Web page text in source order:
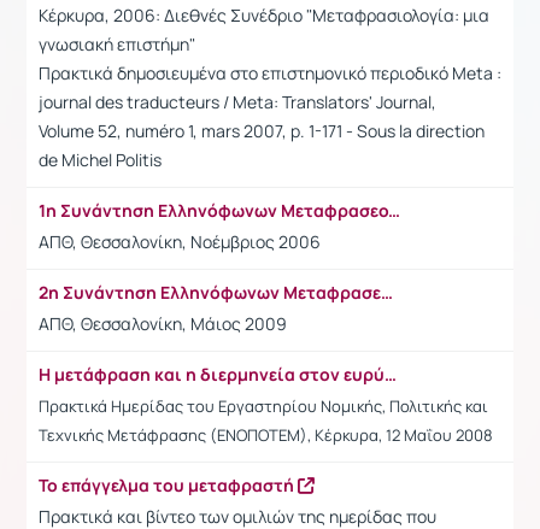
Κέρκυρα, 2006: Διεθνές Συνέδριο "Μεταφρασιολογία: μια
γνωσιακή επιστήμη"
Πρακτικά δημοσιευμένα στο επιστημονικό περιοδικό Meta :
journal des traducteurs / Meta: Translators' Journal,
Volume 52, numéro 1, mars 2007, p. 1-171 - Sous la direction
de Michel Politis
1η Συνάντηση Ελληνόφωνων Μεταφρασεολόγων
ΑΠΘ, Θεσσαλονίκη, Νοέμβριος 2006
2η Συνάντηση Ελληνόφωνων Μεταφρασεολόγων
ΑΠΘ, Θεσσαλονίκη, Μάιος 2009
Η μετάφραση και η διερμηνεία στον ευρύτερο δημόσιο τομέα
Πρακτικά Ημερίδας του Εργαστηρίου Νομικής, Πολιτικής και
Τεχνικής Μετάφρασης (ΕΝΟΠΟΤΕΜ), Κέρκυρα, 12 Μαΐου 2008
Το επάγγελμα του μεταφραστή
Πρακτικά και βίντεο των ομιλιών της ημερίδας που